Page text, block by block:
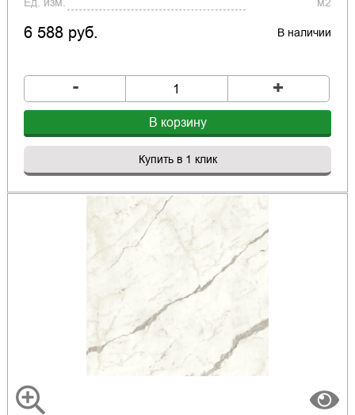
6 588 руб. В наличии
- +
В корзину
Купить в 1 клик